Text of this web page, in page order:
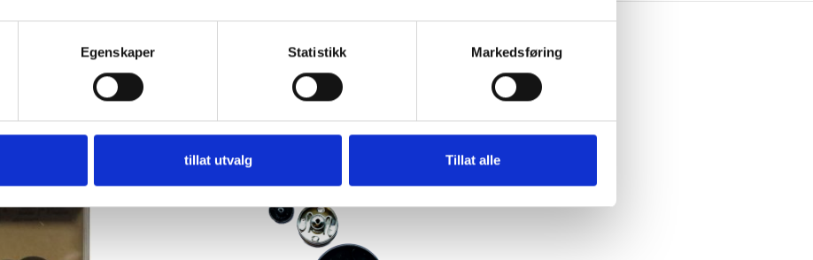
Egenskaper Statistikk Markedsføring
tillat utvalg Tillat alle